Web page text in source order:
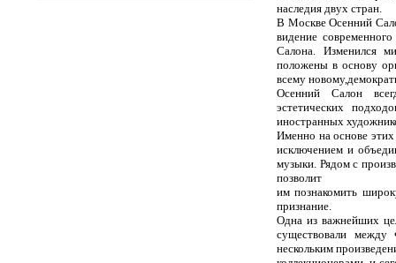
наследия двух стран.
В Москве Осенний
видение
Салона. Изменился
положены в основу
всему
Осенний Салон
эстетических
иностранных
Именно на основе
исключением и
музыки. Рядом с
позволит
им познакомить
признание.
Одна из важнейших
существовали
нескольким